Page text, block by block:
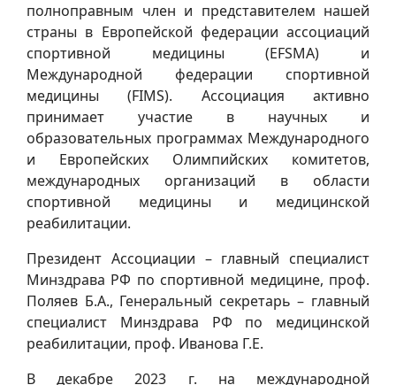
полноправным член и представителем нашей
страны в Европейской федерации ассоциаций
спортивной медицины (EFSMA) и
Международной федерации спортивной
медицины (FIMS). Ассоциация активно
принимает участие в научных и
образовательных программах Международного
и Европейских Олимпийских комитетов,
международных организаций в области
спортивной медицины и медицинской
реабилитации.
Президент Ассоциации – главный специалист
Минздрава РФ по спортивной медицине, проф.
Поляев Б.А., Генеральный секретарь – главный
специалист Минздрава РФ по медицинской
реабилитации, проф. Иванова Г.Е.
В декабре 2023 г. на международной